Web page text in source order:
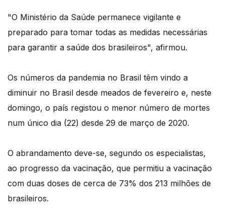
"O Ministério da Saúde permanece vigilante e
preparado para tomar todas as medidas necessárias
para garantir a saúde dos brasileiros", afirmou.
Os números da pandemia no Brasil têm vindo a
diminuir no Brasil desde meados de fevereiro e, neste
domingo, o país registou o menor número de mortes
num único dia (22) desde 29 de março de 2020.
O abrandamento deve-se, segundo os especialistas,
ao progresso da vacinação, que permitiu a vacinação
com duas doses de cerca de 73% dos 213 milhões de
brasileiros.